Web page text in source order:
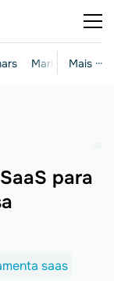
Mais ···
Marketing e
para
saas